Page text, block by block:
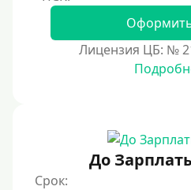
Под залог недвижимости
Под ПТС по доверенности
Под ПТС грузового
Авто без ПТС
Лицензия ЦБ: №
До
Срок: